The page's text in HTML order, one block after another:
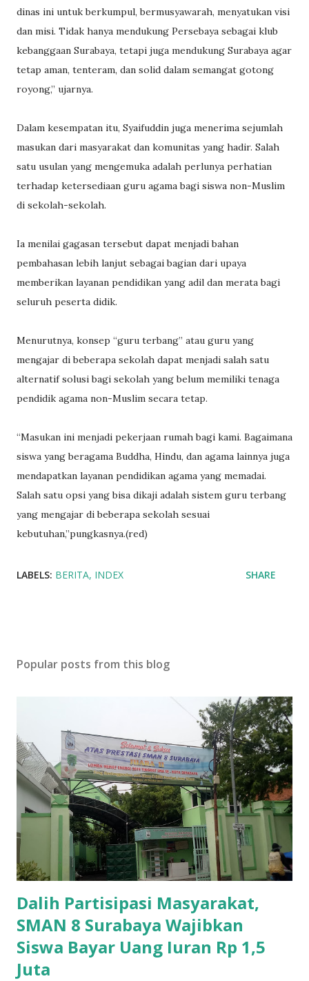
dinas ini untuk berkumpul, bermusyawarah, menyatukan visi
dan misi. Tidak hanya mendukung Persebaya sebagai klub
kebanggaan Surabaya, tetapi juga mendukung Surabaya agar
tetap aman, tenteram, dan solid dalam semangat gotong
royong,” ujarnya.
Dalam kesempatan itu, Syaifuddin juga menerima sejumlah
masukan dari masyarakat dan komunitas yang hadir. Salah
satu usulan yang mengemuka adalah perlunya perhatian
terhadap ketersediaan guru agama bagi siswa non-Muslim
di sekolah-sekolah.
Ia menilai gagasan tersebut dapat menjadi bahan
pembahasan lebih lanjut sebagai bagian dari upaya
memberikan layanan pendidikan yang adil dan merata bagi
seluruh peserta didik.
Menurutnya, konsep “guru terbang” atau guru yang
mengajar di beberapa sekolah dapat menjadi salah satu
alternatif solusi bagi sekolah yang belum memiliki tenaga
pendidik agama non-Muslim secara tetap.
“Masukan ini menjadi pekerjaan rumah bagi kami. Bagaimana
siswa yang beragama Buddha, Hindu, dan agama lainnya juga
mendapatkan layanan pendidikan agama yang memadai.
Salah satu opsi yang bisa dikaji adalah sistem guru terbang
yang mengajar di beberapa sekolah sesuai
kebutuhan,”pungkasnya.(red)
LABELS: BERITA INDEX SHARE
Popular posts from this blog
Dalih Partisipasi Masyarakat,
SMAN 8 Surabaya Wajibkan
Siswa Bayar Uang Iuran Rp 1,5
Juta